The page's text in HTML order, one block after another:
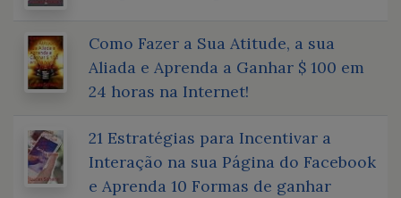
Como Fazer a Sua Atitude, a sua
Aliada e Aprenda a Ganhar $ 100 em
24 horas na Internet!
21 Estratégias para Incentivar a
Interação na sua Página do Facebook
e Aprenda 10 Formas de ganhar